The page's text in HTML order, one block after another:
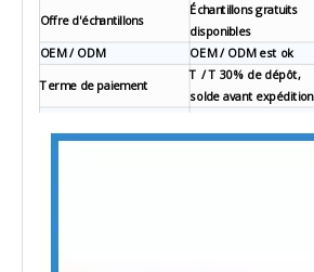
Offre d'échantillons
Échantillons gratuits
disponibles
OEM / ODM
OEM / ODM est ok
Terme de paiement
T / T 30% de dépôt,
solde avant expédition
20 à 25 jours après le
paiement